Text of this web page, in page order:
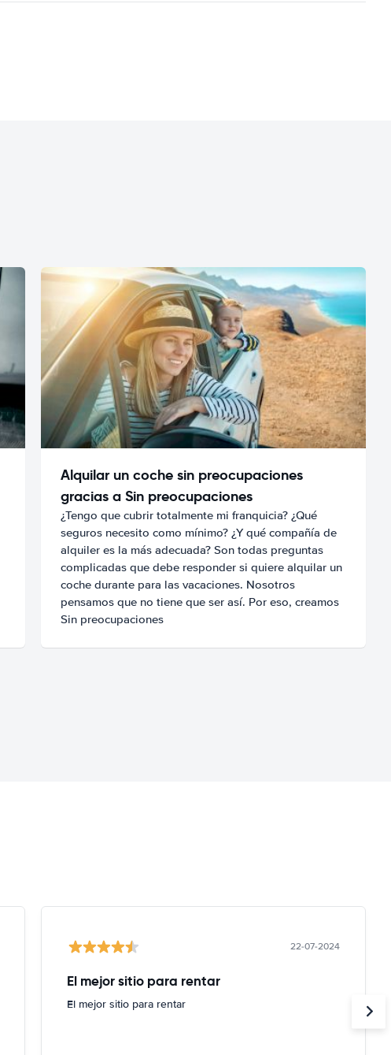
Alquilar un coche sin preocupaciones
gracias a Sin preocupaciones
¿Tengo que cubrir totalmente mi franquicia? ¿Qué
seguros necesito como mínimo? ¿Y qué compañía de
alquiler es la más adecuada? Son todas preguntas
complicadas que debe responder si quiere alquilar un
coche durante para las vacaciones. Nosotros
pensamos que no tiene que ser así. Por eso, creamos
Sin preocupaciones
22-07-2024
El mejor sitio para rentar
El mejor sitio para rentar